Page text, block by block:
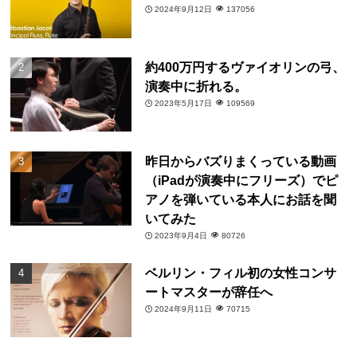
2024年9月12日 137056
約400万円するヴァイオリンの弓、
演奏中に折れる。
2023年5月17日 109569
昨日からバズりまくっている動画
（iPadが演奏中にフリーズ）でピ
アノを弾いている本人にお話を聞
いてみた
2023年9月4日 80726
ベルリン・フィル初の女性コンサ
ートマスターが辞任へ
2024年9月11日 70715